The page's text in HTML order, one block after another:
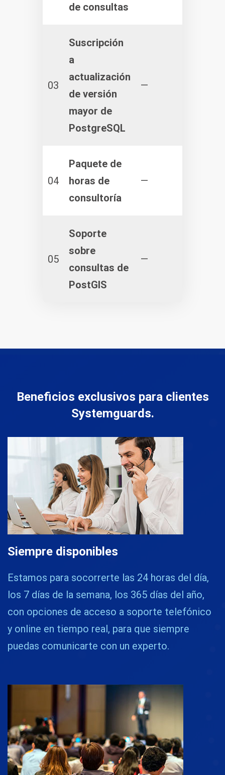
de consultas
03
Suscripción
a
actualización
de versión
mayor de
PostgreSQL
—
04
Paquete de
horas de
consultoría
—
05
Soporte
sobre
consultas de
PostGIS
—
Beneficios exclusivos para clientes
Systemguards.
Siempre disponibles
Estamos para socorrerte las 24 horas del día,
los 7 días de la semana, los 365 días del año,
con opciones de acceso a soporte telefónico
y online en tiempo real, para que siempre
puedas comunicarte con un experto.